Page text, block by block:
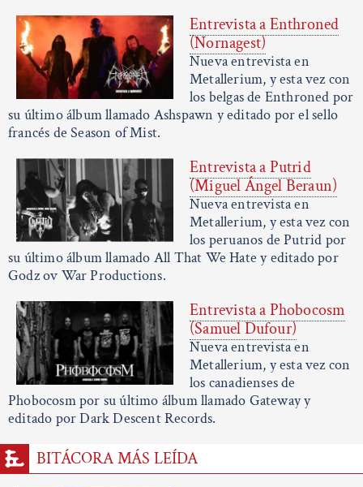
Entrevista a Enthroned
(Nornagest)
Nueva entrevista en
Metallerium, y esta vez con
los belgas de Enthroned por
su último álbum llamado Ashspawn y editado por el sello
francés de Season of Mist.
Entrevista a Putrid
(Miguel Ángel Beraun)
Nueva entrevista en
Metallerium, y esta vez con
los peruanos de Putrid por
su último álbum llamado All That We Hate y editado por
Godz ov War Productions.
Entrevista a Phobocosm
(Samuel Dufour)
Nueva entrevista en
Metallerium, y esta vez con
los canadienses de
Phobocosm por su último álbum llamado Gateway y
editado por Dark Descent Records.
BITÁCORA MÁS LEÍDA